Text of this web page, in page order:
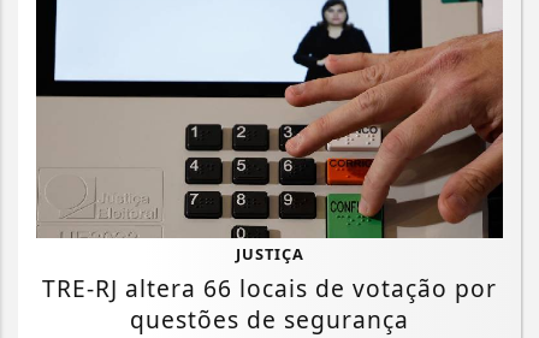
JUSTIÇA
TRE-RJ altera 66 locais de votação por
questões de segurança